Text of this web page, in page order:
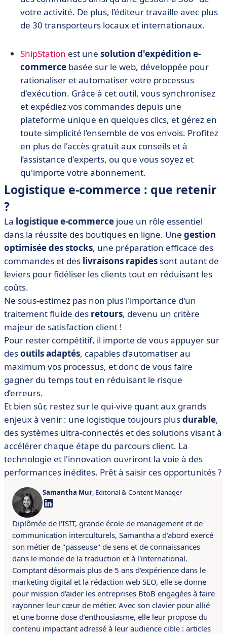
votre activité. De plus, l’éditeur travaille avec plus
de 30 transporteurs locaux et internationaux.
ShipStation est une solution d'expédition e-
commerce basée sur le web, développée pour
rationaliser et automatiser votre processus
d'exécution. Grâce à cet outil, vous synchronisez
et expédiez vos commandes depuis une
plateforme unique en quelques clics, et gérez en
toute simplicité l’ensemble de vos envois. Profitez
en plus de l'accès gratuit aux conseils et à
l’assistance d'experts, ou que vous soyez et
qu'importe votre abonnement.
Logistique e-commerce : que retenir
?
La logistique e-commerce joue un rôle essentiel
dans la réussite des boutiques en ligne. Une gestion
optimisée des stocks, une préparation efficace des
commandes et des livraisons rapides sont autant de
leviers pour fidéliser les clients tout en réduisant les
coûts.
Ne sous-estimez pas non plus l'importance d'un
traitement fluide des retours, devenu un critère
majeur de satisfaction client !
Pour rester compétitif, il importe de vous appuyer sur
desoutils adaptés, capables d’automatiser au
maximum vos processus, et donc de vous faire
gagner du temps tout en réduisant le risque
d’erreurs.
Et bien sûr, restez sur le qui-vive quant aux grands
enjeux à venir : une logistique toujours plusdurable,
des systèmes ultra-connectés et des solutions visant à
accélérer chaque étape du parcours client. La
technologie et l'innovation ouvriront la voie à des
performances inédites. Prêt à saisir ces opportunités ?
Samantha Mur, Editorial & Content Manager
Diplômée de l'ISIT, grande école de management et de
communication interculturels, Samantha a d'abord exercé
son métier de "passeuse" de sens et de connaissances
dans le monde de la traduction et à l'international.
Comptant désormais plus de 5 ans d'expérience dans le
marketing digital et la rédaction web SEO, elle se donne
pour mission d'aider les entreprises BtoB engagées à faire
rayonner leur cœur de métier. Avec son clavier pour allié
et une bonne dose d'enthousiasme, elle leur propose du
contenu impactant adressé à leur audience cible : articles